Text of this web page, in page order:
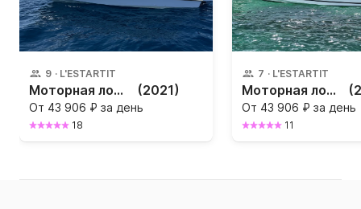
9 · L'ESTARTIT
Моторная лодка Marinello 22 200л.с. (2021)
От 43 906 ₽ за день
18
7 · L'ESTARTIT
Моторная лодка Compass Compass 6+ 150л.с.
От 43 906 ₽ за день
11